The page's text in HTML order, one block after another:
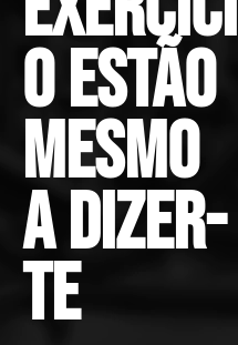
o estão
mesmo
a dizer-
te